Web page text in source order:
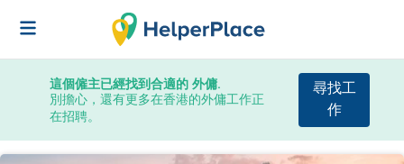
這個僱主已經找到合適的 外傭.
別擔心，還有更多在香港的外傭工作正
在招聘。
尋找工
作